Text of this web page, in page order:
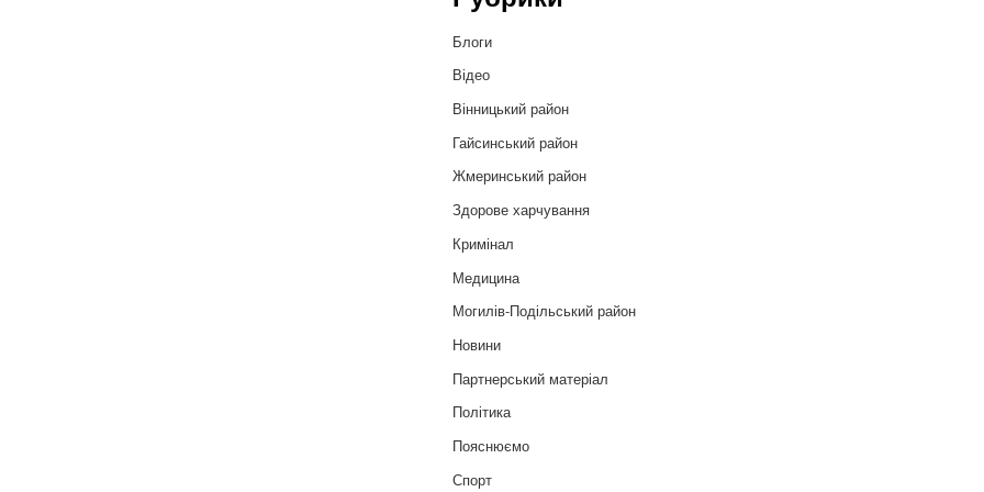
Блоги
Відео
Вінницький район
Гайсинський район
Жмеринський район
Здорове харчування
Кримінал
Медицина
Могилів-Подільський район
Новини
Партнерський матеріал
Політика
Пояснюємо
Спорт